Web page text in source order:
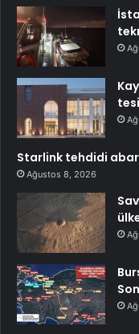
Starlink tehdidi
Ağustos 8, 2026